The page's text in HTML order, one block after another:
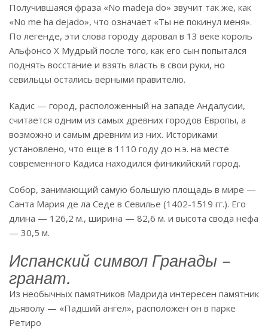
Получившаяся фраза «No madeja do» звучит так же, как
«No me ha dejado», что означает «Ты не покинул меня».
По легенде, эти слова городу даровал в 13 веке король
Альфонсо X Мудрый после того, как его сын попытался
поднять восстание и взять власть в свои руки, но
севильцы остались верными правителю.
Кадис — город, расположенный на западе Андалусии,
считается одним из самых древних городов Европы, а
возможно и самым древним из них. Историками
установлено, что еще в 1110 году до н.э. на месте
современного Кадиса находился финикийский город.
Собор, занимающий самую большую площадь в мире —
Санта Мария де ла Седе в Севилье (1402-1519 гг.). Его
длина — 126,2 м., ширина — 82,6 м. и высота свода нефа
— 30,5 м.
Испанский символ Гранады –
гранат.
Из необычных памятников Мадрида интересен памятник
дьяволу — «Падший ангел», расположен он в парке
Ретиро